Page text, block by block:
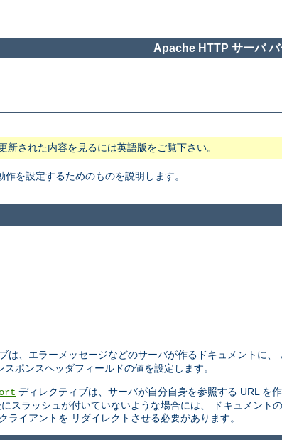
Apache HTTP サーバ バ
された内容を見るには英語版をご覧下さい。
を設定するためのものを説明します。
は、エラーメッセージなどのサーバが作るドキュメントに
ポンスヘッダフィールドの値を設定します。
ディレクティブは、サーバが自分自身を参照する URL を
スラッシュが付いていないような場合には、 ドキュメント
イアントを リダイレクトさせる必要があります。